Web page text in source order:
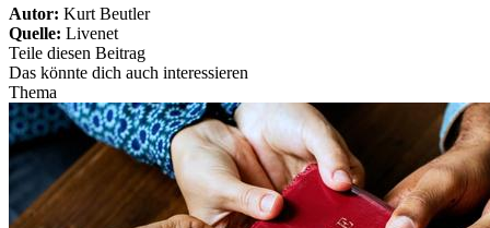
Autor: Kurt Beutler
Quelle: Livenet
Teile diesen Beitrag
Das könnte dich auch interessieren
Thema